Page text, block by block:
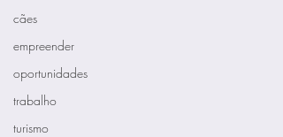
cães
empreender
oportunidades
trabalho
turismo